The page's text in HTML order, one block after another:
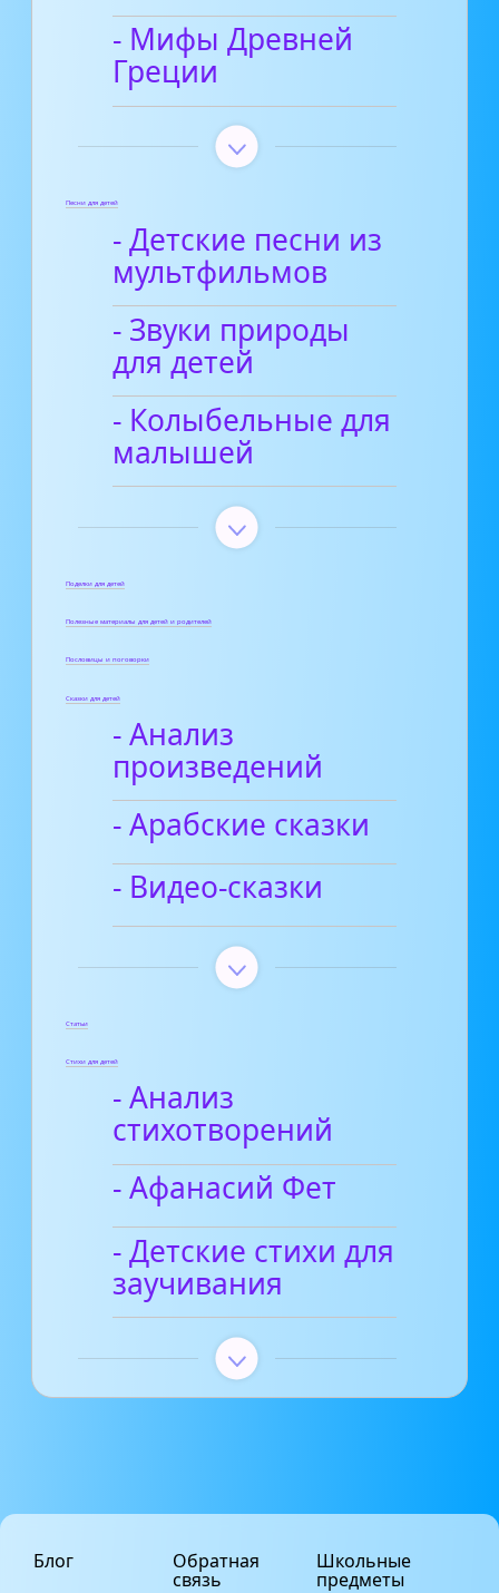
- Мифы Древней
Греции
Песни для детей
- Детские песни из
мультфильмов
- Звуки природы
для детей
- Колыбельные для
малышей
Поделки для детей
Полезные материалы для детей и родителей
Пословицы и поговорки
Сказки для детей
- Анализ
произведений
- Арабские сказки
- Видео-сказки
Статьи
Стихи для детей
- Анализ
стихотворений
- Афанасий Фет
- Детские стихи для
заучивания
Блог Обратная
связь
Школьные
предметы